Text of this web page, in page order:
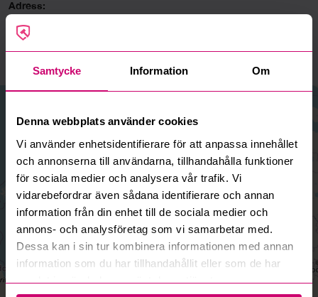
Samtycke Information Om
Denna webbplats använder cookies
Vi använder enhetsidentifierare för att anpassa innehållet
och annonserna till användarna, tillhandahålla funktioner
för sociala medier och analysera vår trafik. Vi
vidarebefordrar även sådana identifierare och annan
information från din enhet till de sociala medier och
annons- och analysföretag som vi samarbetar med.
Dessa kan i sin tur kombinera informationen med annan
information som du har tillhandahållit eller som de har
samlat in när du har använt deras tjänster.
Adress:
Linta Gårdsväg 5A
168 74 Bromma
−